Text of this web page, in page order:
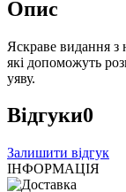
Опис
Яскраве видання з
які допоможуть
уяву.
Відгуки0
Залишити відгук
ІНФОРМАЦІЯ